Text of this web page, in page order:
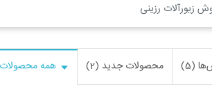
زیورآلات رزینی
همه محصولات محصولات جدید (2) (5)